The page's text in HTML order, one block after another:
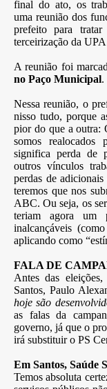
final do ato, os
uma reunião dos
prefeito para
terceirização da
A reunião foi
no Paço Municipal.
Nessa reunião, o
nisso tudo, porque
pior do que a outra:
somos
significa perda de
outros vínculos
perdas de
teremos que nos
ABC. Ou seja, os
teriam agora um
inalcançáveis
aplicando como
FALA DE
Antes das
Santos, Paulo
hoje são
as falas da
governo, já que o
irá substituir o PS
Em Santos, Saúde
Temos absoluta